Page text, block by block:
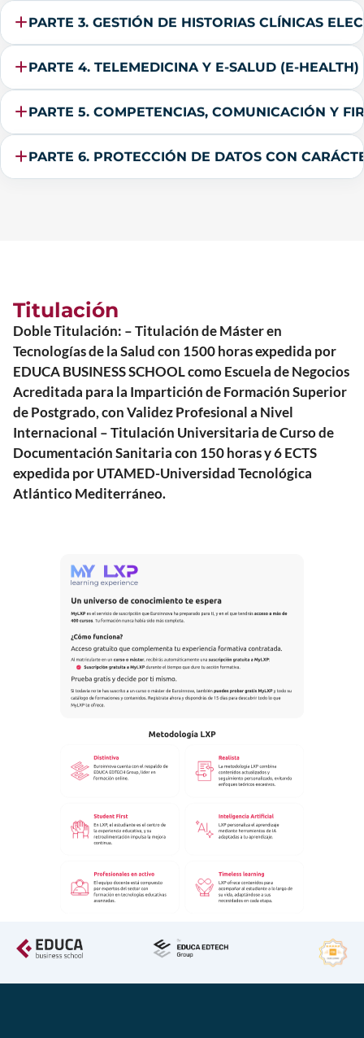
PARTE 3. GESTIÓN DE HISTORIAS CLÍNICAS
PARTE 4. TELEMEDICINA Y E-SALUD (E-HEALTH)
PARTE 5. COMPETENCIAS, COMUNICACIÓN Y
PARTE 6. PROTECCIÓN DE DATOS CON
Titulación
Doble Titulación: – Titulación de Máster en
Tecnologías de la Salud con 1500 horas expedida por
EDUCA BUSINESS SCHOOL como Escuela de Negocios
Acreditada para la Impartición de Formación Superior
de Postgrado, con Validez Profesional a Nivel
Internacional – Titulación Universitaria de Curso de
Documentación Sanitaria con 150 horas y 6 ECTS
expedida por UTAMED-Universidad Tecnológica
Atlántico Mediterráneo.